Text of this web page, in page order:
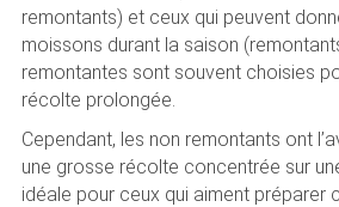
remontants) et ceux qui peuvent
moissons durant la saison
remontantes sont souvent choisies
récolte prolongée.
Cependant, les non remontants ont
une grosse récolte concentrée sur
idéale pour ceux qui aiment préparer